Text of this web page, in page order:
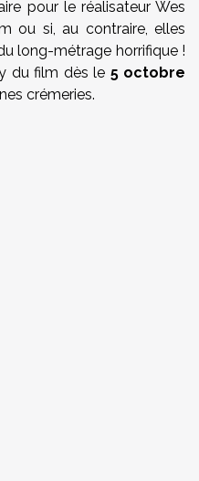
pour le réalisateur Wes
ou si, au contraire, elles
long-métrage horrifique !
du film dès le 5 octobre
crémeries.